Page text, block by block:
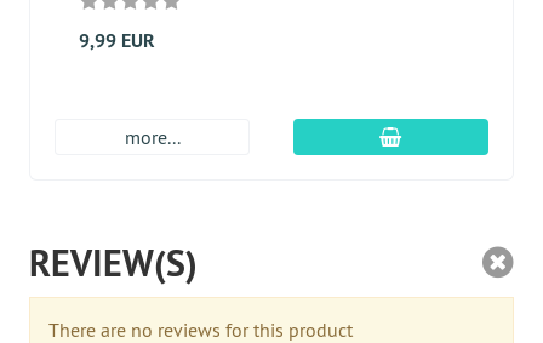
9,99 EUR
more... En el carro de
REVIEW(S)
There are no reviews for this product